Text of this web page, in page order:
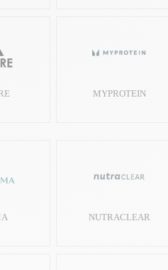
MYPROTEIN
NUTRACLEAR